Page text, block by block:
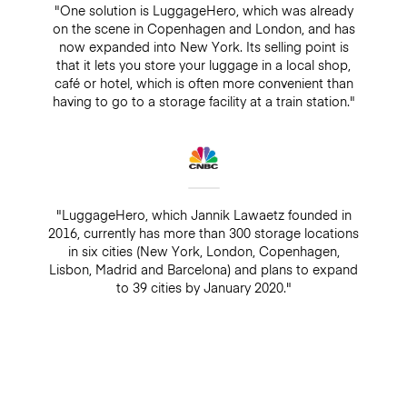
"One solution is LuggageHero, which was already
on the scene in Copenhagen and London, and has
now expanded into New York. Its selling point is
that it lets you store your luggage in a local shop,
café or hotel, which is often more convenient than
having to go to a storage facility at a train station."
"LuggageHero, which Jannik Lawaetz founded in
2016, currently has more than 300 storage locations
in six cities (New York, London, Copenhagen,
Lisbon, Madrid and Barcelona) and plans to expand
to 39 cities by January 2020."